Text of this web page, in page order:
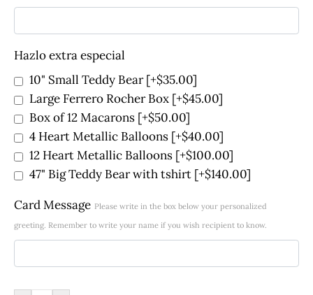
Hazlo extra especial
10" Small Teddy Bear[+$35.00]
Large Ferrero Rocher Box [+$45.00]
Box of 12 Macarons [+$50.00]
4 Heart Metallic Balloons [+$40.00]
12 Heart Metallic Balloons [+$100.00]
47" Big Teddy Bear with tshirt [+$140.00]
Card Message Please write in the box below your personalized
greeting. Remember to write your name if you wish recipient to know.